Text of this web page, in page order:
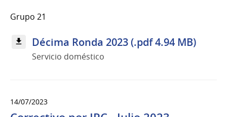
Grupo 21
Décima Ronda 2023 (.pdf 4.94 MB)
Servicio doméstico
14/07/2023